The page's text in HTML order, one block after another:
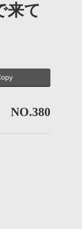
来て
NO.380